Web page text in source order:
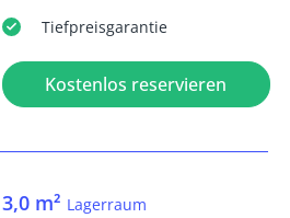
Tiefpreisgarantie
Kostenlos reservieren
3,0 m² Lagerraum